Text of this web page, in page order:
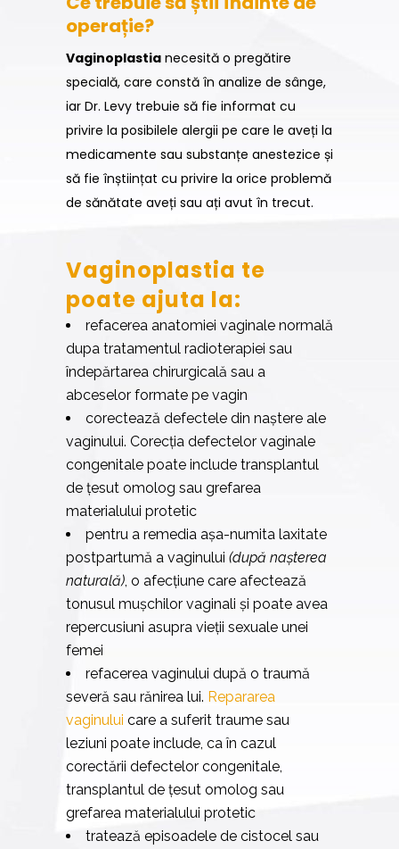
operație?
Vaginoplastia necesită o pregătire
specială, care constă în analize de sânge,
iar Dr. Levy trebuie să fie informat cu
privire la posibilele alergii pe care le aveți la
medicamente sau substanțe anestezice și
să fie înștiințat cu privire la orice problemă
de sănătate aveți sau ați avut în trecut.
Vaginoplastia te
poate ajuta la:
refacerea anatomiei vaginale normală
dupa tratamentul radioterapiei sau
îndepărtarea chirurgicală sau a
abceselor formate pe vagin
corectează defectele din naștere ale
vaginului. Corecția defectelor vaginale
congenitale poate include transplantul
de țesut omolog sau grefarea
materialului protetic
pentru a remedia așa-numita laxitate
postpartumă a vaginului (după nașterea
naturală) , o afecțiune care afectează
tonusul mușchilor vaginali și poate avea
repercusiuni asupra vieții sexuale unei
femei
refacerea vaginului după o traumă
severă sau rănirea lui. Repararea
vaginului care a suferit traume sau
leziuni poate include, ca în cazul
corectării defectelor congenitale,
transplantul de țesut omolog sau
grefarea materialului protetic
tratează episoadele de cistocel sau